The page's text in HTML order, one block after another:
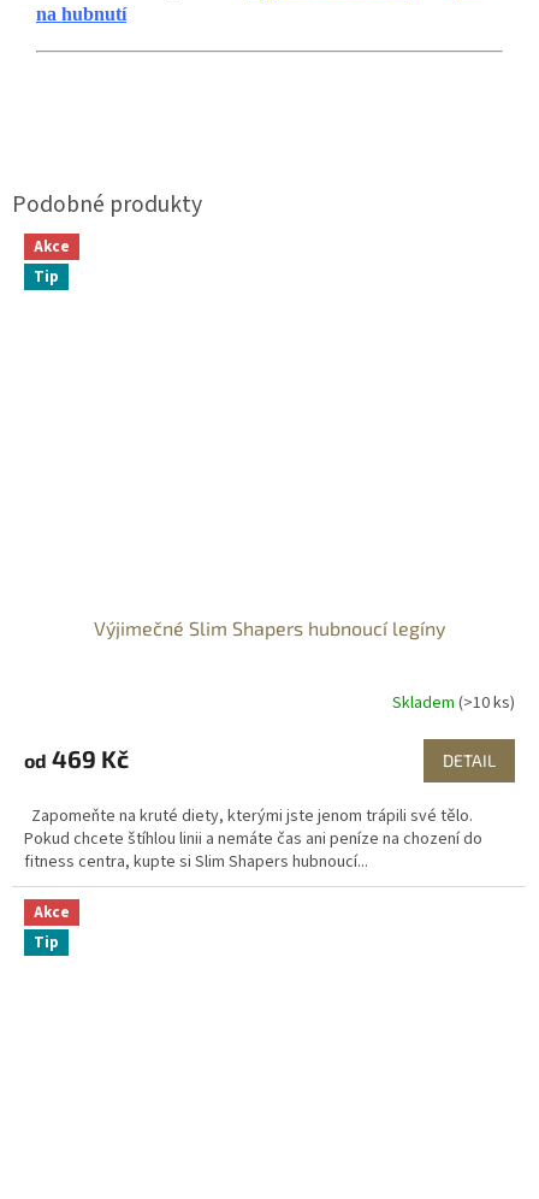
na hubnutí
Akce
Tip
Výjimečné Slim Shapers hubnoucí legíny
Skladem (>10 ks)
od 469 Kč DETAIL
Zapomeňte na kruté diety, kterými jste jenom trápili své tělo.
Pokud chcete štíhlou linii a nemáte čas ani peníze na chození do
fitness centra, kupte si Slim Shapers hubnoucí...
Akce
Tip